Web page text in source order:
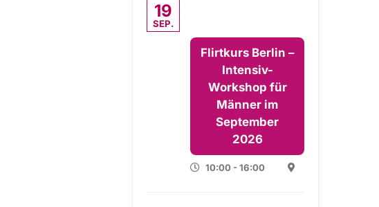
19
SEP.
Flirtkurs Berlin –
Intensiv-
Workshop für
Männer im
September
2026
10:00 - 16:00